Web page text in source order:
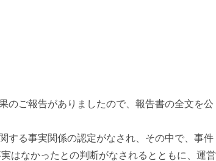
のご報告がありましたので、報告書の全文を公
する事実関係の認定がなされ、その中で、事件
はなかったとの判断がなされるとともに、運営